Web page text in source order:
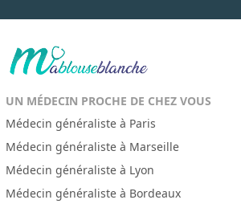
UN MÉDECIN PROCHE DE CHEZ VOUS
Médecin généraliste à Paris
Médecin généraliste à Marseille
Médecin généraliste à Lyon
Médecin généraliste à Bordeaux